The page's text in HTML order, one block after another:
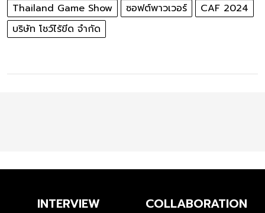
Thailand Game Show ซอฟต์พาวเวอร์
CAF 2024
บริษัท โชว์ไร้ขีด จำกัด
INTERVIEW COLLABORATION